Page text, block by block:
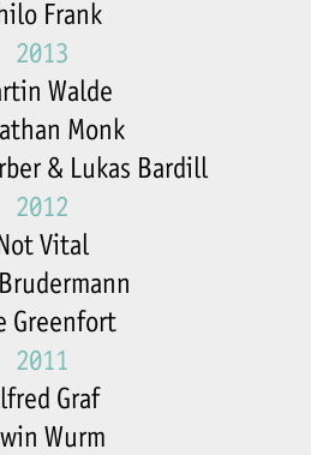
Frank
2013
Walde
Monk
& Lukas Bardill
2012
Vital
Greenfort
2011
Graf
Wurm